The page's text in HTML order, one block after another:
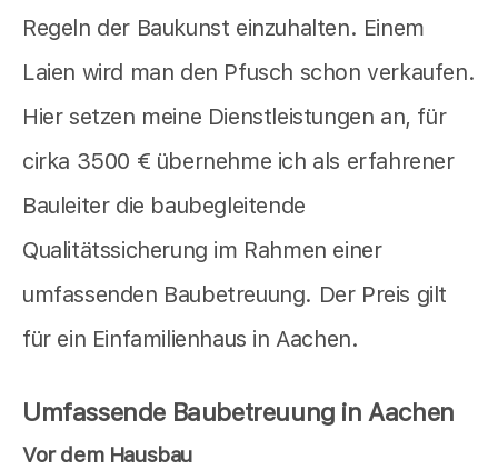
Regeln der Baukunst einzuhalten. Einem
Laien wird man den Pfusch schon verkaufen.
Hier setzen meine Dienstleistungen an, für
cirka 3500 € übernehme ich als erfahrener
Bauleiter die baubegleitende
Qualitätssicherung im Rahmen einer
umfassenden Baubetreuung. Der Preis gilt
für ein Einfamilienhaus in Aachen.
Umfassende Baubetreuung in Aachen
Vor dem Hausbau